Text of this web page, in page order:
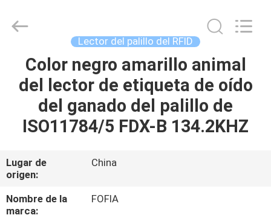
HOGAR
PRODUCTOS
SOBRE
NOSOTROS
Technology
Reserved.
Lector del palillo del RFID
Color negro amarillo animal
del lector de etiqueta de oído
del ganado del palillo de
ISO11784/5 FDX-B 134.2KHZ
Lugar de
origen:
China
Nombre de la
marca:
FOFIA